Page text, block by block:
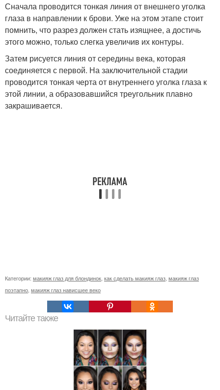
Сначала проводится тонкая линия от внешнего уголка
глаза в направлении к брови. Уже на этом этапе стоит
помнить, что разрез должен стать изящнее, а достичь
этого можно, только слегка увеличив их контуры.
Затем рисуется линия от середины века, которая
соединяется с первой. На заключительной стадии
проводится тонкая черта от внутреннего уголка глаза к
этой линии, а образовавшийся треугольник плавно
закрашивается.
Категории: макияж глаз для блондинок, как сделать макияж глаз, макияж глаз
поэтапно, макияж глаз нависшее веко
Читайте также